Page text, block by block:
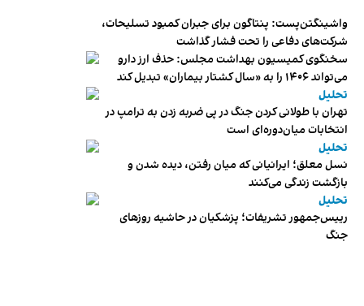
واشینگتن‌پست: پنتاگون برای جبران کمبود تسلیحات،
شرکت‌های دفاعی را تحت فشار گذاشت
سخنگوی کمیسیون بهداشت مجلس: حذف ارز دارو
می‌تواند ۱۴۰۶ را به «سال کشتار بیماران» تبدیل کند
تحلیل
تهران با طولانی کردن جنگ در پی ضربه زدن به ترامپ در
انتخابات میان‌دوره‌ای است
تحلیل
نسل معلق؛ ایرانیانی که میان رفتن، دیده شدن و
بازگشت زندگی می‌کنند
تحلیل
رییس‌جمهور تشریفات؛ پزشکیان در حاشیه روزهای
جنگ